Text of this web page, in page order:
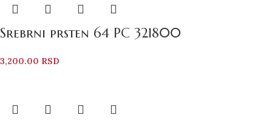
Srebrni prsten 64 PC 321800
3,200.00 RSD